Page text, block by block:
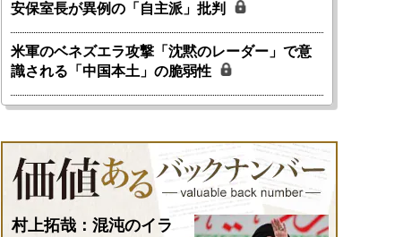
安保室長が異例の「自主派」批判
米軍のベネズエラ攻撃「沈黙のレーダー」で意
識される「中国本土」の脆弱性
村上拓哉：混沌のイラ